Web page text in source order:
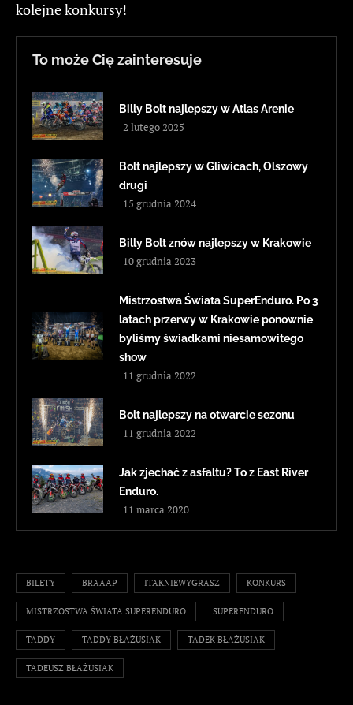
kolejne konkursy!
To może Cię zainteresuje
Billy Bolt najlepszy w Atlas Arenie
2 lutego 2025
Bolt najlepszy w Gliwicach, Olszowy
drugi
15 grudnia 2024
Billy Bolt znów najlepszy w Krakowie
10 grudnia 2023
Mistrzostwa Świata SuperEnduro. Po 3
latach przerwy w Krakowie ponownie
byliśmy świadkami niesamowitego
show
11 grudnia 2022
Bolt najlepszy na otwarcie sezonu
11 grudnia 2022
Jak zjechać z asfaltu? To z East River
Enduro.
11 marca 2020
BILETY BRAAAP ITAKNIEWYGRASZ KONKURS
MISTRZOSTWA ŚWIATA SUPERENDURO SUPERENDURO
TADDY TADDY BŁAŻUSIAK TADEK BŁAŻUSIAK
TADEUSZ BŁAŻUSIAK